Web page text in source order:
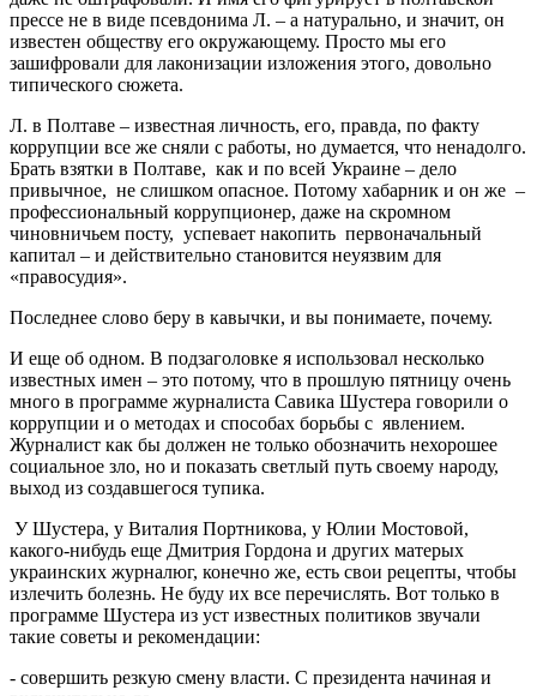
прессе не в виде псевдонима Л. – а натурально, и значит, он
известен обществу его окружающему. Просто мы его
зашифровали для лаконизации изложения этого, довольно
типического сюжета.
Л. в Полтаве – известная личность, его, правда, по факту
коррупции все же сняли с работы, но думается, что ненадолго.
Брать взятки в Полтаве, как и по всей Украине – дело
привычное, не слишком опасное. Потому хабарник и он же –
профессиональный коррупционер, даже на скромном
чиновничьем посту, успевает накопить первоначальный
капитал – и действительно становится неуязвим для
«правосудия».
Последнее слово беру в кавычки, и вы понимаете, почему.
И еще об одном. В подзаголовке я использовал несколько
известных имен – это потому, что в прошлую пятницу очень
много в программе журналиста Савика Шустера говорили о
коррупции и о методах и способах борьбы с явлением.
Журналист как бы должен не только обозначить нехорошее
социальное зло, но и показать светлый путь своему народу,
выход из создавшегося тупика.
У Шустера, у Виталия Портникова, у Юлии Мостовой,
какого-нибудь еще Дмитрия Гордона и других матерых
украинских журналюг, конечно же, есть свои рецепты, чтобы
излечить болезнь. Не буду их все перечислять. Вот только в
программе Шустера из уст известных политиков звучали
такие советы и рекомендации:
- совершить резкую смену власти. С президента начиная и